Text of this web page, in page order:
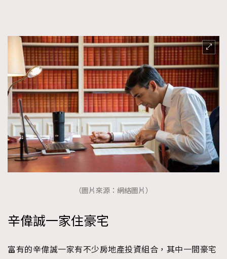
（圖片來源：網絡圖片）
辛偉誠一家住豪宅
富有的辛偉誠一家有不少房地產投資組合，其中一間豪宅